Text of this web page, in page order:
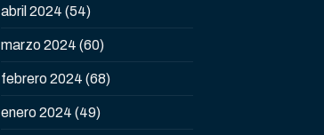
abril 2024 (54)
marzo 2024 (60)
febrero 2024 (68)
enero 2024 (49)